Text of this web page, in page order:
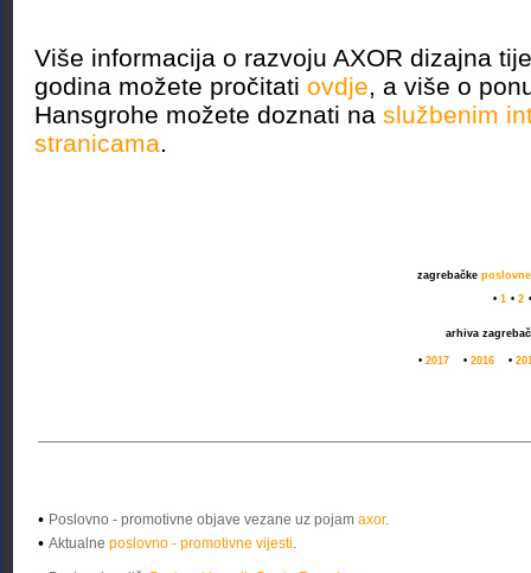
Više informacija o razvoju AXOR dizajna
godina možete pročitati ovdje, a više o
Hansgrohe možete doznati na službenim
stranicama.
zagrebačke
• 1 • 2
arhiva
• 2017 • 2016 •
• Poslovno - promotivne objave vezane uz pojam axor.
• Aktualne poslovno - promotivne vijesti.